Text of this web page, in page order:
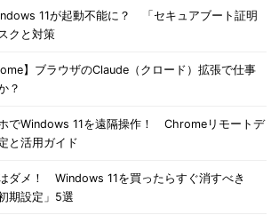
11が起動不能に？ 「セキュアブート証明
クと対策
】ブラウザのClaude（クロード）拡張で仕事
？
ホでWindows 11を遠隔操作！ Chromeリモートデ
と活用ガイド
ダメ！ Windows 11を買ったらすぐ消すべき
期設定」5選